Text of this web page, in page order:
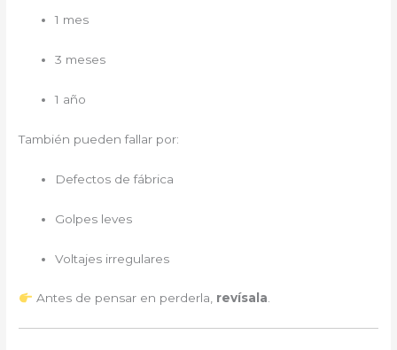
1 mes
3 meses
1 año
También pueden fallar por:
Defectos de fábrica
Golpes leves
Voltajes irregulares
Antes de pensar en perderla, revísala.